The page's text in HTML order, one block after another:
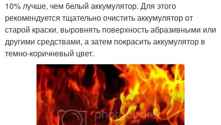
10% лучше, чем белый аккумулятор. Для этого
рекомендуется тщательно очистить аккумулятор от
старой краски, выровнять поверхность абразивными или
другими средствами, а затем покрасить аккумулятор в
темно-коричневый цвет.